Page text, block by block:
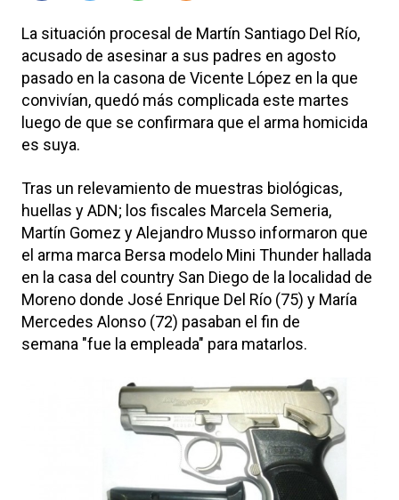
La situación procesal de Martín Santiago Del Río,
acusado de asesinar a sus padres en agosto
pasado en la casona de Vicente López en la que
convivían, quedó más complicada este martes
luego de que se confirmara que el arma homicida
es suya.
Tras un relevamiento de muestras biológicas,
huellas y ADN; los fiscales Marcela Semeria,
Martín Gomez y Alejandro Musso informaron que
el arma marca Bersa modelo Mini Thunder hallada
en la casa del country San Diego de la localidad de
Moreno donde José Enrique Del Río (75) y María
Mercedes Alonso (72) pasaban el fin de
semana "fue la empleada" para matarlos.